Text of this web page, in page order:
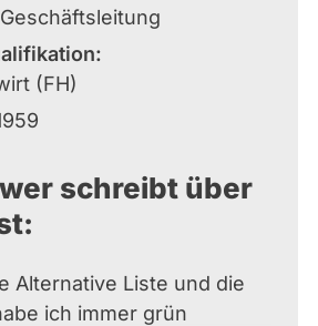
(FH)
schreibt über
Alternative Liste und die
ich immer grün